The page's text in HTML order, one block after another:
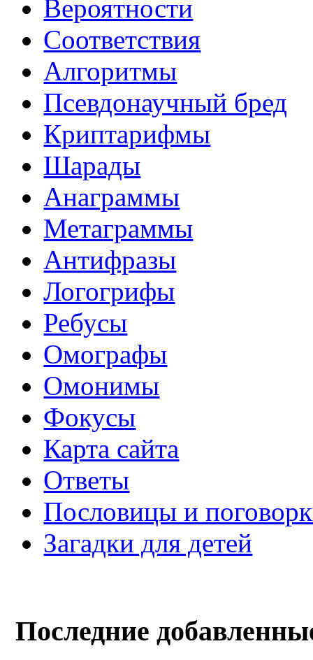
Вероятности
Соответствия
Алгоритмы
Псевдонаучный бред
Криптарифмы
Шарады
Анаграммы
Метаграммы
Антифразы
Логогрифы
Ребусы
Омографы
Омонимы
Фокусы
Карта сайта
Ответы
Пословицы и
Загадки для детей
Последние